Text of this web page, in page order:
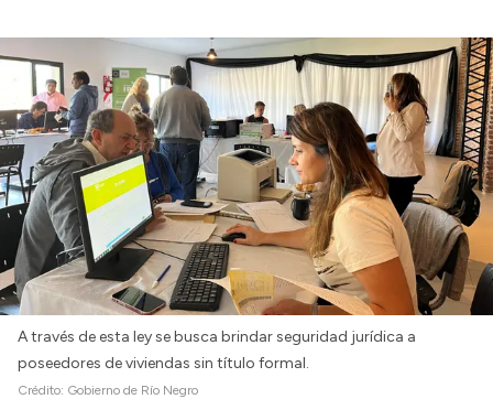
A través de esta ley se busca brindar seguridad jurídica a
poseedores de viviendas sin título formal.
Crédito: Gobierno de Río Negro